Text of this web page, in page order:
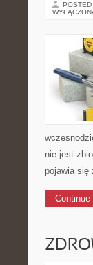
POSTED
nie jest
pojawia się
Continue